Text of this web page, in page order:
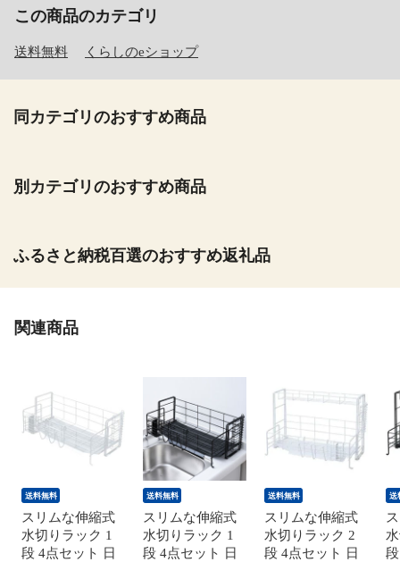
この商品のカテゴリ
送料無料 くらしのeショップ
同カテゴリのおすすめ商品
別カテゴリのおすすめ商品
ふるさと納税百選のおすすめ返礼品
関連商品
送料無料
スリムな伸縮式
水切りラック 1
段 4点セット 日
送料無料
スリムな伸縮式
水切りラック 1
段 4点セット 日
送料無料
スリムな伸縮式
水切りラック 2
段 4点セット 日
送